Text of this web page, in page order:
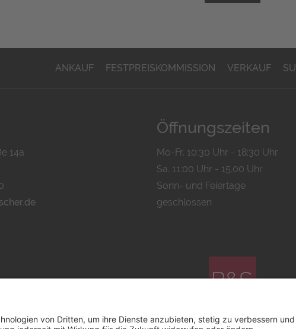
ANKAUF FESTPREISKOMMISSION VERKAUF
14a
Öffnungszeiten
Mo-Fr. 10:30 Uhr - 18:30 Uhr
Sa. 11:00 Uhr - 15.00 Uhr
Sonn- und Feiertage
geschlossen
© 2026 by Bachmann & Scher GmbH /